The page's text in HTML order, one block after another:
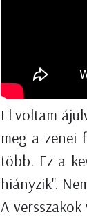
El voltam
meg a zenei
több. Ez a
hiányzik".
A